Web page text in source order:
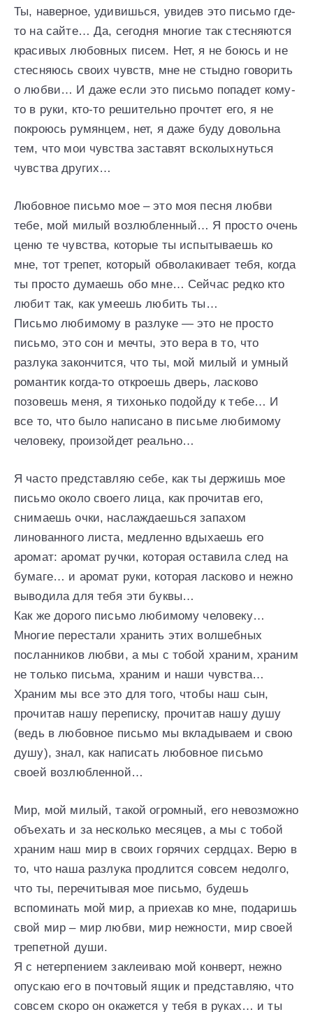
Ты, наверное, удивишься, увидев это письмо где-
то на сайте… Да, сегодня многие так стесняются
красивых любовных писем. Нет, я не боюсь и не
стесняюсь своих чувств, мне не стыдно говорить
о любви… И даже если это письмо попадет кому-
то в руки, кто-то решительно прочтет его, я не
покроюсь румянцем, нет, я даже буду довольна
тем, что мои чувства заставят всколыхнуться
чувства других…
Любовное письмо мое – это моя песня любви
тебе, мой милый возлюбленный… Я просто очень
ценю те чувства, которые ты испытываешь ко
мне, тот трепет, который обволакивает тебя, когда
ты просто думаешь обо мне… Сейчас редко кто
любит так, как умеешь любить ты…
Письмо любимому в разлуке — это не просто
письмо, это сон и мечты, это вера в то, что
разлука закончится, что ты, мой милый и умный
романтик когда-то откроешь дверь, ласково
позовешь меня, я тихонько подойду к тебе… И
все то, что было написано в письме любимому
человеку, произойдет реально…
Я часто представляю себе, как ты держишь мое
письмо около своего лица, как прочитав его,
снимаешь очки, наслаждаешься запахом
линованного листа, медленно вдыхаешь его
аромат: аромат ручки, которая оставила след на
бумаге… и аромат руки, которая ласково и нежно
выводила для тебя эти буквы…
Как же дорого письмо любимому человеку…
Многие перестали хранить этих волшебных
посланников любви, а мы с тобой храним, храним
не только письма, храним и наши чувства…
Храним мы все это для того, чтобы наш сын,
прочитав нашу переписку, прочитав нашу душу
(ведь в любовное письмо мы вкладываем и свою
душу), знал, как написать любовное письмо
своей возлюбленной…
Мир, мой милый, такой огромный, его невозможно
объехать и за несколько месяцев, а мы с тобой
храним наш мир в своих горячих сердцах. Верю в
то, что наша разлука продлится совсем недолго,
что ты, перечитывая мое письмо, будешь
вспоминать мой мир, а приехав ко мне, подаришь
свой мир – мир любви, мир нежности, мир своей
трепетной души.
Я с нетерпением заклеиваю мой конверт, нежно
опускаю его в почтовый ящик и представляю, что
совсем скоро он окажется у тебя в руках… и ты